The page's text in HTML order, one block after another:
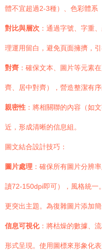
體不宜超過2-3種）、色彩體系
對比與層次 ：通過字號、字重
理運用留白，避免頁面擁擠，引
對齊 ：確保文本、圖片等元素
齊、居中對齊），營造整潔有序
親密性 ：將相關聯的內容（如
近，形成清晰的信息組。
圖文結合設計技巧：
圖片處理 ：確保所有圖片分辨
讀72-150dpi即可），風格統一
更突出主題。為復雜圖片添加簡
信息可視化：將枯燥的數據、
形式呈現。使用圖標來形象化表